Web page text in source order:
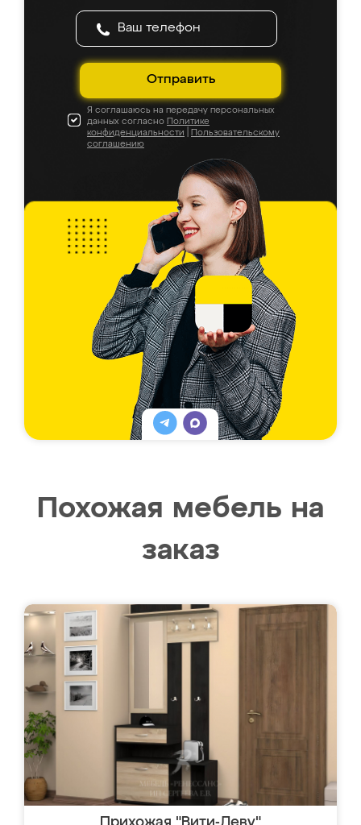
Отправить
Я соглашаюсь на передачу персональных
данных согласно Политике
конфиденциальности
Пользовательскому
соглашению
Похожая мебель на
заказ